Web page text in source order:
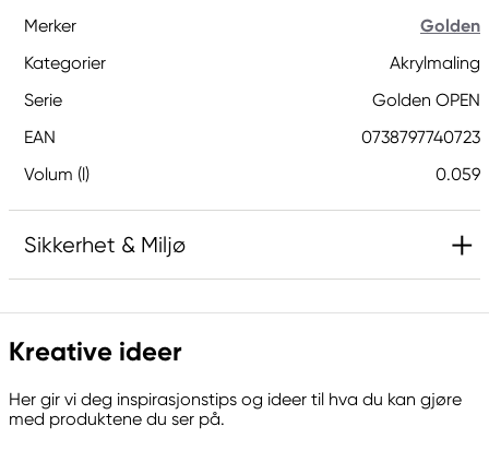
Merker
Golden
Kategorier
Akrylmaling
Serie
Golden OPEN
EAN
0738797740723
Volum (l)
0.059
Sikkerhet & Miljø
Inneholder 5-klor-2-metyl-4-isotiazolin-3-on og
2-metyl-4-isotiazolin-3-on (3:1) og 1,2-
benzisotiazol-3(2H)-on (biocid). Kan gi en
allergisk reaksjon.
Kreative ideer
Her gir vi deg inspirasjonstips og ideer til hva du kan gjøre
med produktene du ser på.